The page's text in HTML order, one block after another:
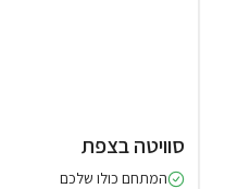
סוויטה בצפת
המתחם כולו שלכם